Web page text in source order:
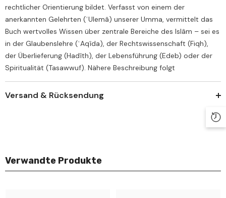
rechtlicher Orientierung bildet. Verfasst von einem der
anerkannten Gelehrten (ʿUlemâ) unserer Umma, vermittelt das
Buch wertvolles Wissen über zentrale Bereiche des Islâm – sei es
in der Glaubenslehre (ʿAqîda), der Rechtswissenschaft (Fiqh),
der Überlieferung (Hadîth), der Lebensführung (Edeb) oder der
Spiritualität (Tasawwuf). Nähere Beschreibung folgt
Versand & Rücksendung
Verwandte Produkte